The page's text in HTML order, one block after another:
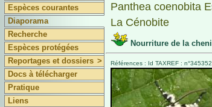
Espèces courantes
Diaporama
Recherche
Espèces protégées
Reportages et dossiers >
Docs à télécharger
Pratique
Liens
Panthea coenobita
La Cénobite
Nourriture de la
Références : Id TAXREF :